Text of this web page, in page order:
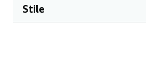
Stile